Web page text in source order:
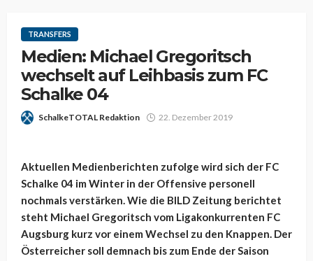
TRANSFERS
Medien: Michael Gregoritsch
wechselt auf Leihbasis zum FC
Schalke 04
SchalkeTOTAL Redaktion 22. Dezember 2019
Aktuellen Medienberichten zufolge wird sich der FC
Schalke 04 im Winter in der Offensive personell
nochmals verstärken. Wie die BILD Zeitung berichtet
steht Michael Gregoritsch vom Ligakonkurrenten FC
Augsburg kurz vor einem Wechsel zu den Knappen. Der
Österreicher soll demnach bis zum Ende der Saison